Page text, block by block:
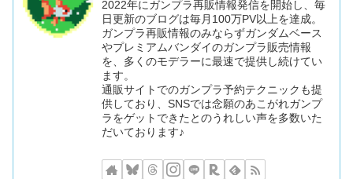
2022年にガンプラ再販情報発信を開始し、毎
日更新のブログは毎月100万PV以上を達成。
ガンプラ再販情報のみならずガンダムベース
やプレミアムバンダイのガンプラ販売情報
を、多くのモデラーに最速で提供し続けてい
ます。
通販サイトでのガンプラ予約テクニックも提
供しており、SNSでは念願のあこがれガンプ
ラをゲットできたとのうれしい声を多数いた
だいております♪